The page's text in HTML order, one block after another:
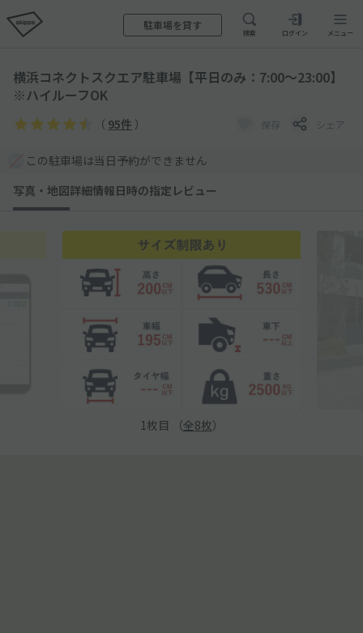
駐車場を貸す
検索 ログイン メニュー
横浜コネクトスクエア駐車場【平日のみ：7:00～23:00】
※ハイルーフOK
（ 95件 ） 保存 シェア
この駐車場は当日予約ができません
写真・地図詳細情報日時の指定 レビュー
1 枚目 （全8枚）